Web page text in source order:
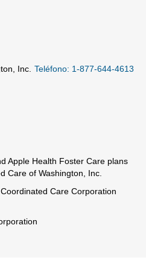
Inc. Teléfono: 1-877-644-4613
Apple Health Foster Care plans
Care of Washington, Inc.
Care Corporation